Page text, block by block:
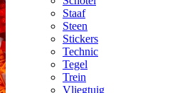
Staaf
Steen
Stickers
Technic
Tegel
Trein
Vliegtuig